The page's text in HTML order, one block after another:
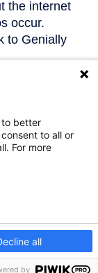
to better
to all or
For more
all
by